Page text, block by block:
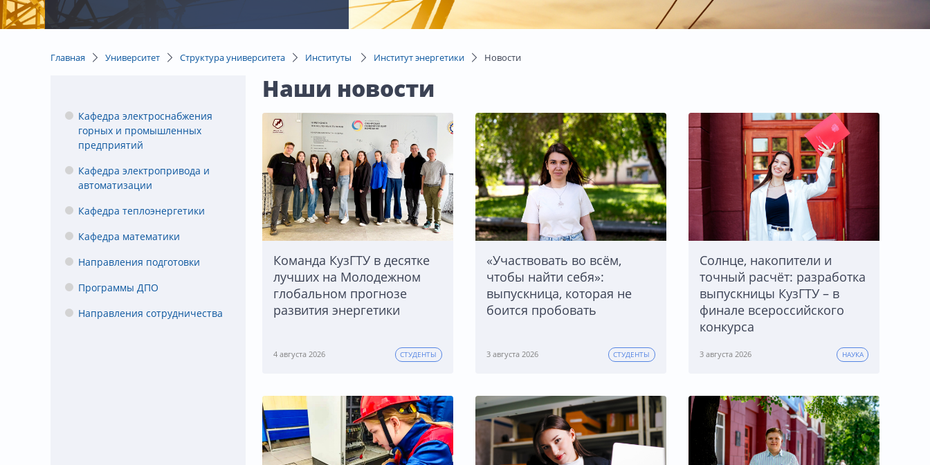
Главная Университет Структура университета Институты Институт энергетики Новости
Кафедра электроснабжения
горных и промышленных
предприятий
Кафедра электропривода и
автоматизации
Кафедра теплоэнергетики
Кафедра математики
Направления подготовки
Программы ДПО
Направления сотрудничества
Наши новости
Команда КузГТУ в десятке
лучших на Молодежном
глобальном прогнозе
развития энергетики
4 августа 2026 СТУДЕНТЫ
«Участвовать во всём,
чтобы найти себя»:
выпускница, которая не
боится пробовать
3 августа 2026 СТУДЕНТЫ
Солнце, накопители и
точный расчёт: разработка
выпускницы КузГТУ – в
финале всероссийского
конкурса
3 августа 2026 НАУКА